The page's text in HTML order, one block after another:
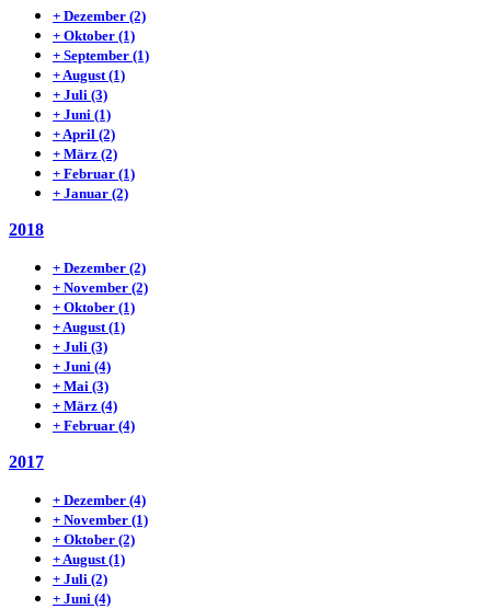
+ Dezember (2)
+ Oktober (1)
+ September (1)
+August(1)
+ Juli (3)
+ Juni (1)
+April (2)
+ März (2)
+ Februar (1)
+ Januar (2)
2018
+ Dezember (2)
+ November (2)
+ Oktober (1)
+August(1)
+ Juli (3)
+ Juni (4)
+ Mai (3)
+ März (4)
+ Februar (4)
2017
+ Dezember (4)
+ November (1)
+ Oktober (2)
+August(1)
+ Juli (2)
+ Juni (4)